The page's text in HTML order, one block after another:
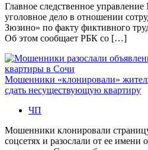
Главное следственное
уголовное дело в отношении
Зюзино» по факту фиктивного
Об этом сообщает РБК со […]
Мошенники «клонировали»
сдать несуществующую квартиру
ЧП
Мошенники клонировали
соцсетях и разослали от ее имени